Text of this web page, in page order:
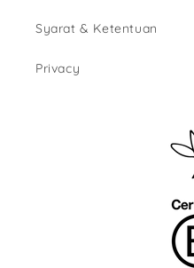
Syarat & Ketentuan
Privacy